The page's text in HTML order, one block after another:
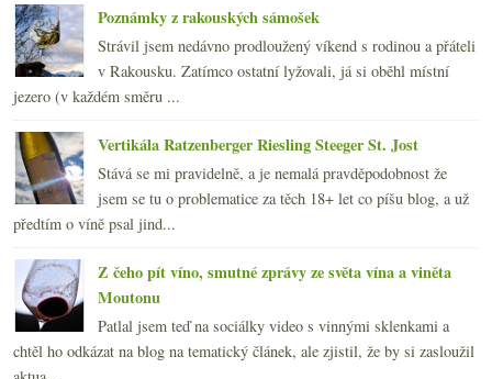
Poznámky z rakouských sámošek
Strávil jsem nedávno prodloužený víkend s rodinou a přáteli
v Rakousku. Zatímco ostatní lyžovali, já si oběhl místní
jezero (v každém směru ...
Vertikála Ratzenberger Riesling Steeger St. Jost
Stává se mi pravidelně, a je nemalá pravděpodobnost že
jsem se tu o problematice za těch 18+ let co píšu blog, a už
předtím o víně psal jind...
Z čeho pít víno, smutné zprávy ze světa vína a viněta
Moutonu
Patlal jsem teď na sociálky video s vinnými sklenkami a
chtěl ho odkázat na blog na tematický článek, ale zjistil, že by si zasloužil